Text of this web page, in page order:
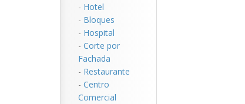
- Hotel
- Bloques
- Hospital
- Corte por
Fachada
- Restaurante
- Centro
Comercial